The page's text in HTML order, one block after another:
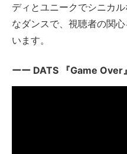
ディとユニークでシニカ
なダンスで、視聴者の関
います。
DATS 『Game Over』